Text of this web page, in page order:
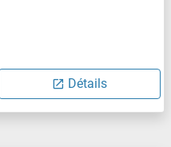
Détails